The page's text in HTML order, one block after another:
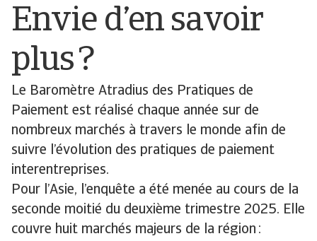
Envie d’en savoir
plus ?
Le Baromètre Atradius des Pratiques de
Paiement est réalisé chaque année sur de
nombreux marchés à travers le monde afin de
suivre l’évolution des pratiques de paiement
interentreprises.
Pour l’Asie, l’enquête a été menée au cours de la
seconde moitié du deuxième trimestre 2025. Elle
couvre huit marchés majeurs de la région :